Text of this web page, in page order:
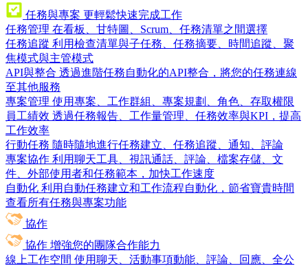
任務與專案 更輕鬆快速完成工作
任務管理 在看板、甘特圖、Scrum、任務清單之間選擇
任務追蹤 利用檢查清單與子任務、任務摘要、時間追蹤、聚
焦模式與主管模式
API與整合 透過進階任務自動化的API整合，將您的任務連線
至其他服務
專案管理 使用專案、工作群組、專案規劃、角色、存取權限
員工績效 透過任務報告、工作量管理、任務效率與KPI，提高
工作效率
行動任務 隨時隨地進行任務建立、任務追蹤、通知、評論
專案協作 利用聊天工具、視訊通話、評論、檔案存儲、文
件、外部使用者和任務範本，加快工作速度
自動化 利用自動任務建立和工作流程自動化，節省寶貴時間
查看所有任務與專案功能
協作
協作 增強您的團隊合作能力
線上工作空間 使用聊天、活動事項動能、評論、回應、全公